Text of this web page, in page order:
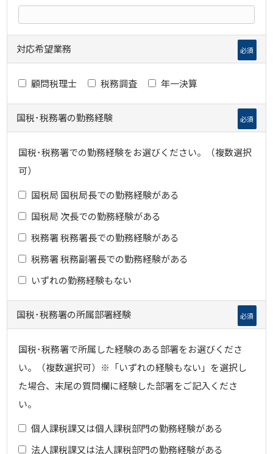
対応希望業務 必須
顧問税理士 税務調査 年一決算
国税･税務署の勤務経験 必須
国税･税務署での勤務経験をお選びください。（複数選択
可）
国税局 国税局長での勤務経験がある
国税局 次長での勤務経験がある
税務署 税務署長での勤務経験がある
税務署 税務副署長での勤務経験がある
いずれの勤務経験もない
国税･税務署の所属部署経験 必須
国税･税務署で所属した経験のある部署をお選びくださ
い。（複数選択可）※「いずれの経験もない」を選択し
た場合、末尾の質問欄に経験した部署をご記入くださ
い。
個人課税課又は個人課税部門の勤務経験がある
法人課税課又は法人課税部門の勤務経験がある